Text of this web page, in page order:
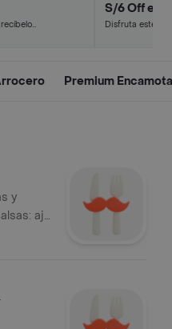
S/6 Off en
Disfruta este
Premium
y
ají,